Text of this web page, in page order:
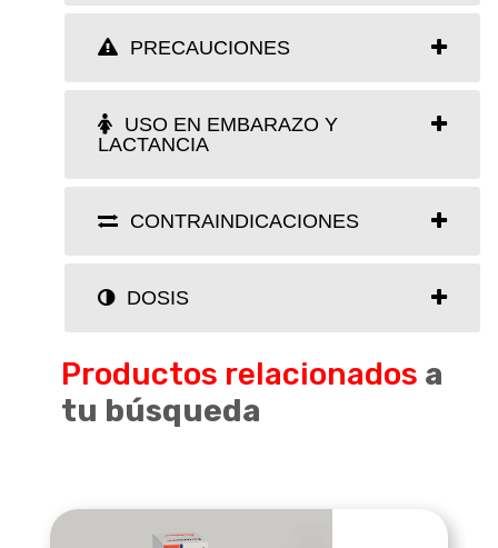
PRECAUCIONES
USO EN EMBARAZO Y
LACTANCIA
CONTRAINDICACIONES
DOSIS
Productos relacionados a
tu búsqueda